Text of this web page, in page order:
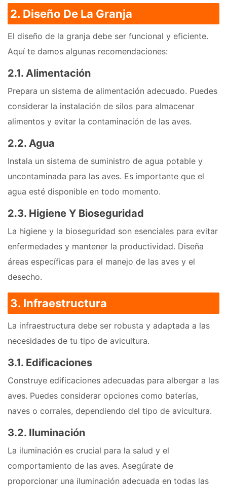
2. Diseño De La Granja
El diseño de la granja debe ser funcional y eficiente.
Aquí te damos algunas recomendaciones:
2.1. Alimentación
Prepara un sistema de alimentación adecuado. Puedes
considerar la instalación de silos para almacenar
alimentos y evitar la contaminación de las aves.
2.2. Agua
Instala un sistema de suministro de agua potable y
uncontaminada para las aves. Es importante que el
agua esté disponible en todo momento.
2.3. Higiene Y Bioseguridad
La higiene y la bioseguridad son esenciales para evitar
enfermedades y mantener la productividad. Diseña
áreas específicas para el manejo de las aves y el
desecho.
3. Infraestructura
La infraestructura debe ser robusta y adaptada a las
necesidades de tu tipo de avicultura.
3.1. Edificaciones
Construye edificaciones adecuadas para albergar a las
aves. Puedes considerar opciones como baterías,
naves o corrales, dependiendo del tipo de avicultura.
3.2. Iluminación
La iluminación es crucial para la salud y el
comportamiento de las aves. Asegúrate de
proporcionar una iluminación adecuada en todas las